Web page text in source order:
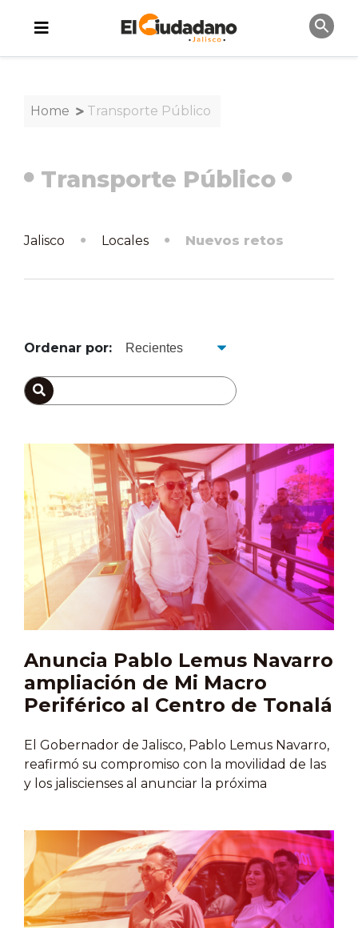
Home Transporte Público
Transporte Público
Jalisco Locales Nuevos retos
Ordenar por:
Anuncia Pablo Lemus Navarro
ampliación de Mi Macro
Periférico al Centro de Tonalá
El Gobernador de Jalisco, Pablo Lemus Navarro,
reafirmó su compromiso con la movilidad de las
y los jaliscienses al anunciar la próxima
el mandatario busca consolidar el sistema BRT
más largo de Latinoamérica, garantizando que el
transporte público de calidad llegue a más
rincones del Área Metropolitana de Guadalajara.
Durante el anuncio, el mandatario destacó que